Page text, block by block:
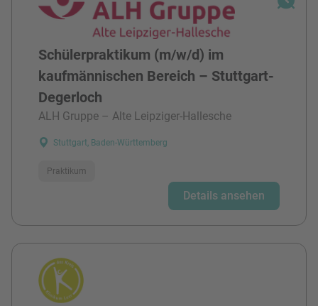
Schülerpraktikum (m/w/d) im
kaufmännischen Bereich – Stuttgart-
Degerloch
ALH Gruppe – Alte Leipziger-Hallesche
Stuttgart, Baden-Württemberg
Praktikum
Details ansehen